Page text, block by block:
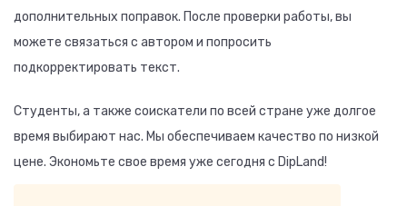
дополнительных поправок. После проверки работы, вы
можете связаться с автором и попросить
подкорректировать текст.
Студенты, а также соискатели по всей стране уже долгое
время выбирают нас. Мы обеспечиваем качество по низкой
цене. Экономьте свое время уже сегодня с DipLand!